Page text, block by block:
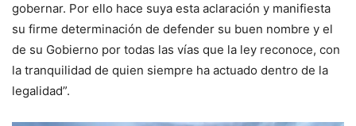
gobernar. Por ello hace suya esta aclaración y manifiesta
su firme determinación de defender su buen nombre y el
de su Gobierno por todas las vías que la ley reconoce, con
la tranquilidad de quien siempre ha actuado dentro de la
legalidad”.